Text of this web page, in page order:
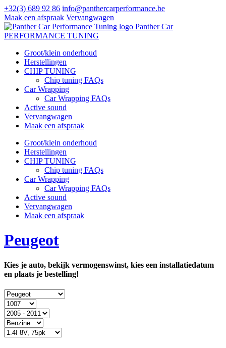
+32(3) 689 92 86 info@panthercarperformance.be
Maak een afspraak Vervangwagen
Panther Car
PERFORMANCE TUNING
Groot/klein onderhoud
Herstellingen
CHIP TUNING
Chip tuning FAQs
Car Wrapping
Car Wrapping FAQs
Active sound
Vervangwagen
Maak een afspraak
Groot/klein onderhoud
Herstellingen
CHIP TUNING
Chip tuning FAQs
Car Wrapping
Car Wrapping FAQs
Active sound
Vervangwagen
Maak een afspraak
Peugeot
Kies je auto, bekijk vermogenswinst, kies een installatiedatum
en plaats je bestelling!